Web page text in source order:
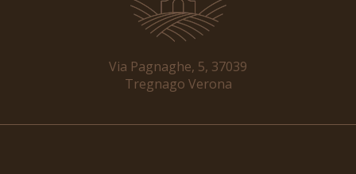
Via Pagnaghe, 5, 37039
Tregnago Verona